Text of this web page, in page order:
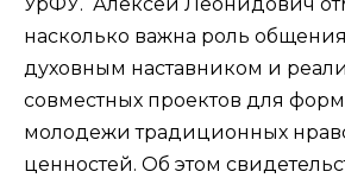
насколько важна роль
духовным наставником и
совместных проектов для
молодежи традиционных
ценностей. Об этом